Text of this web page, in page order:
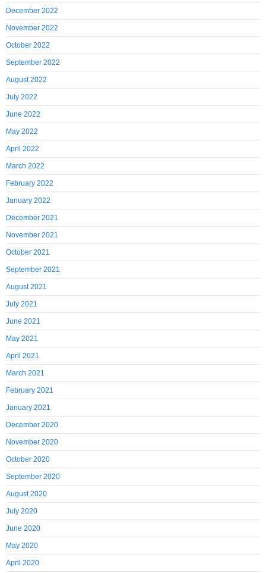
December 2022
November 2022
October 2022
September 2022
August 2022
July 2022
June 2022
May 2022
April 2022
March 2022
February 2022
January 2022
December 2021
November 2021
October 2021
September 2021
August 2021
July 2021
June 2021
May 2021
April 2021
March 2021
February 2021
January 2021
December 2020
November 2020
October 2020
September 2020
August 2020
July 2020
June 2020
May 2020
April 2020